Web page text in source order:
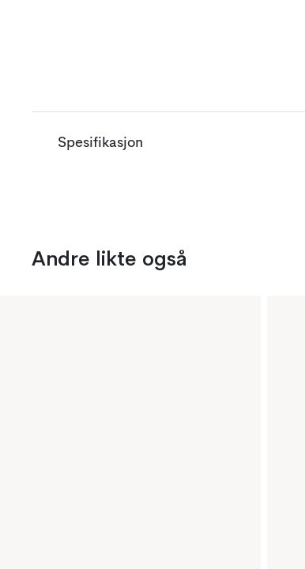
Spesifikasjon
Andre likte også